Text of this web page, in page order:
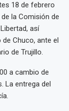
18 de febrero
la Comisión de
así
Chuco, ante el
de Trujillo.
a cambio de
La entrega del